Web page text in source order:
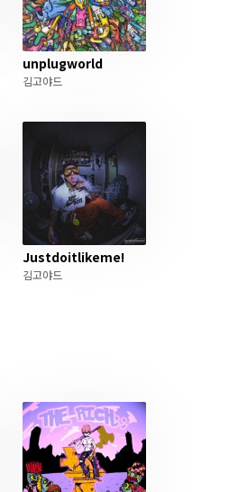
unplugworld
김고야드
Justdoitlikeme!
김고야드